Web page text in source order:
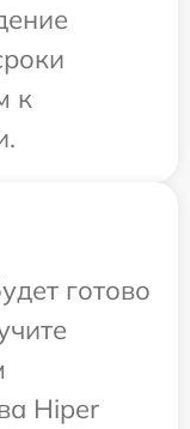
к
готово
Hiper